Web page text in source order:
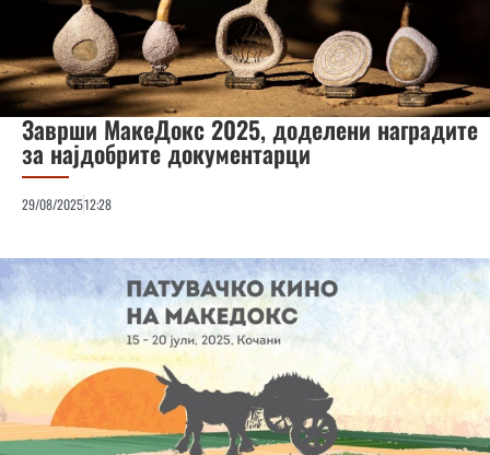
Заврши МакеДокс 2025, доделени наградите
за најдобрите документарци
29/08/202512:28